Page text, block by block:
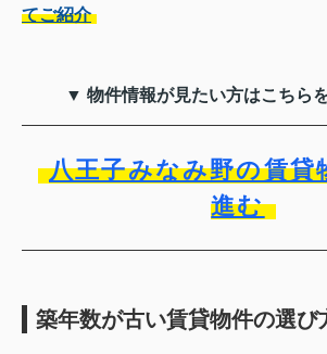
てご紹介
▼ 物件情報が見たい方はこちら
八王子みなみ野の賃貸
進む
築年数が古い賃貸物件の選び